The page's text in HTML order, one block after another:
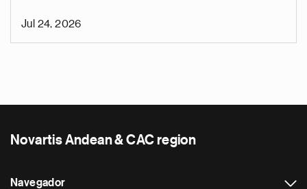
Jul 24, 2026
Novartis Andean & CAC region
Navegador